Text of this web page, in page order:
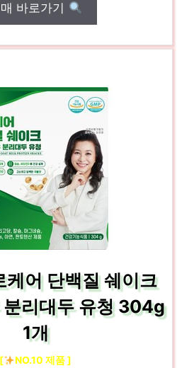
바로가기
케어 단백질 쉐이크
분리대두 유청 304g
1개
[ NO.10 제품 ]